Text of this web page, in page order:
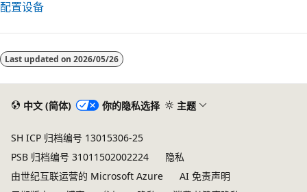
配置设备
Last updated on 2026/05/26
中文 (简体) 你的隐私选择 主题
SH ICP 归档编号 13015306-25
PSB 归档编号 31011502002224
隐私
由世纪互联运营的 Microsoft Azure
AI 免责声明